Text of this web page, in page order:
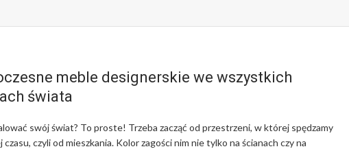
meble designerskie we wszystkich
świata
swój świat? To proste! Trzeba zacząć od przestrzeni, w której spędzamy
czasu, czyli od mieszkania. Kolor zagości nim nie tylko na ścianach czy na